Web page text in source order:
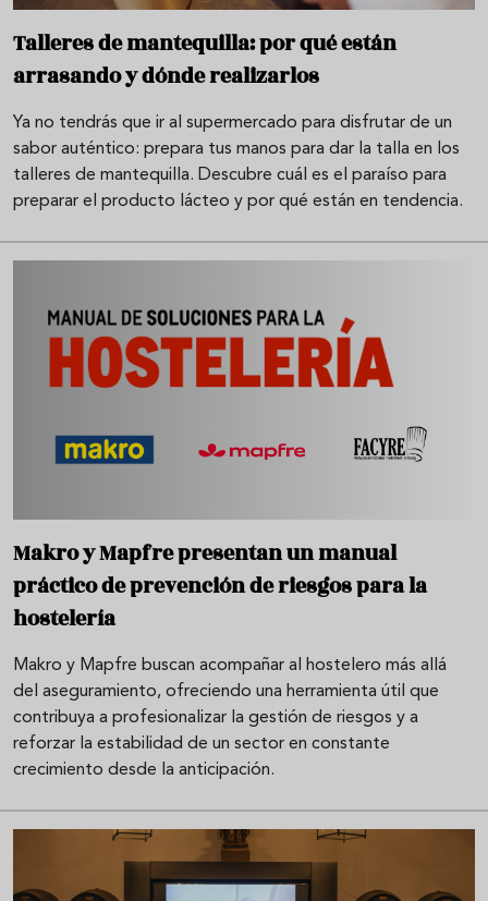
Talleres de mantequilla: por qué están
arrasando y dónde realizarlos
Ya no tendrás que ir al supermercado para disfrutar de un
sabor auténtico: prepara tus manos para dar la talla en los
talleres de mantequilla. Descubre cuál es el paraíso para
preparar el producto lácteo y por qué están en tendencia.
Makro y Mapfre presentan un manual
práctico de prevención de riesgos para la
hostelería
Makro y Mapfre buscan acompañar al hostelero más allá
del aseguramiento, ofreciendo una herramienta útil que
contribuya a profesionalizar la gestión de riesgos y a
reforzar la estabilidad de un sector en constante
crecimiento desde la anticipación.